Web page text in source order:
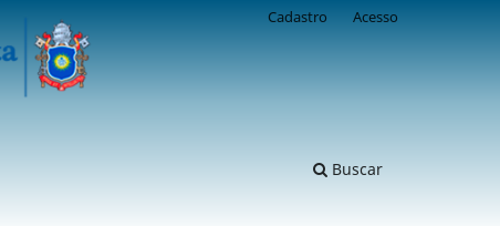
Buscar
Cadastro Acesso